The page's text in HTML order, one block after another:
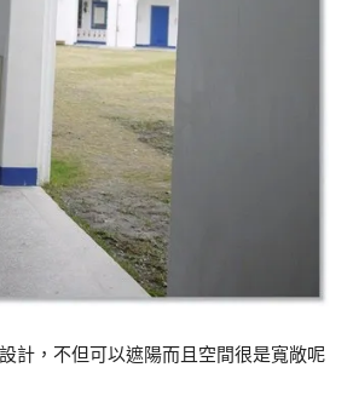
計，不但可以遮陽而且空間很是寬敞呢